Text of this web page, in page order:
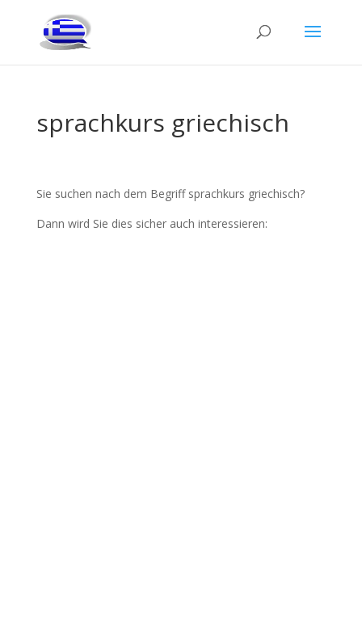
sprachkurs griechisch
Sie suchen nach dem Begriff sprachkurs griechisch?
Dann wird Sie dies sicher auch interessieren: